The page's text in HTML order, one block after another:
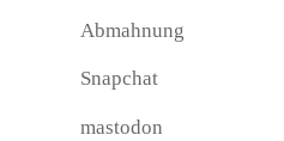
Abmahnung
Snapchat
mastodon